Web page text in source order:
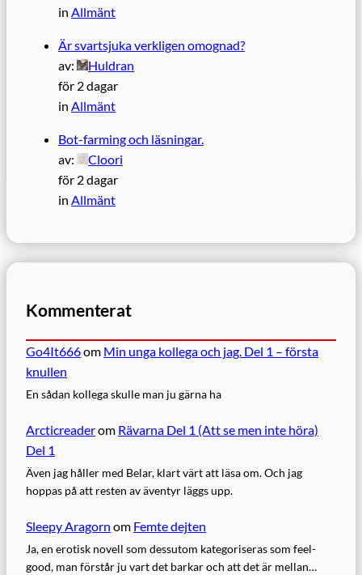
in Allmänt
Är svartsjuka verkligen omognad?
av:
Huldran
för 2 dagar
in Allmänt
Bot-farming och läsningar.
av:
Cloori
för 2 dagar
in Allmänt
Kommenterat
Go4It666om Min unga kollega och jag. Del 1 – första
knullen
En sådan kollega skulle man ju gärna ha
Arcticreaderom Rävarna Del 1 (Att se men inte höra)
Del 1
Även jag håller med Belar, klart värt att läsa om. Och jag
hoppas på att resten av äventyr läggs upp.
Sleepy Aragorn om Femte dejten
Ja, en erotisk novell som dessutom kategoriseras som feel-
good, man förstår ju vart det barkar och att det är mellan…